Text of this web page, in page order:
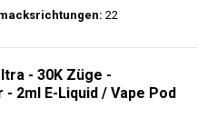
22
- 30K Züge -
2ml E-Liquid / Vape Pod